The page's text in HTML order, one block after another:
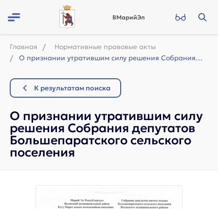
ВМарийЭл
Главная
Нормативные правовые акты
О признании утратившим силу решения Собрания депутатов Большепаратского сельског...
К результатам поиска
О признании утратившим силу
решения Собрания депутатов
Большепаратского сельского
поселения